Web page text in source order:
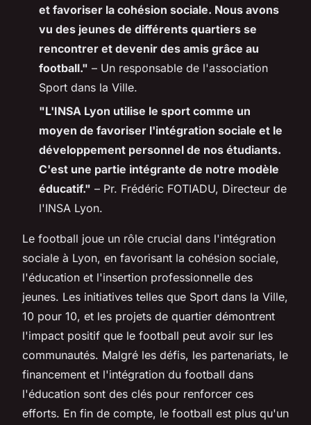
et favoriser la cohésion sociale. Nous avons
vu des jeunes de différents quartiers se
rencontrer et devenir des amis grâce au
football." – Un responsable de l'association
Sport dans la Ville.
"L'INSA Lyon utilise le sport comme un
moyen de favoriser l'intégration sociale et le
développement personnel de nos étudiants.
C'est une partie intégrante de notre modèle
éducatif." – Pr. Frédéric FOTIADU, Directeur de
l'INSA Lyon.
Le football joue un rôle crucial dans l'intégration
sociale à Lyon, en favorisant la cohésion sociale,
l'éducation et l'insertion professionnelle des
jeunes. Les initiatives telles que Sport dans la Ville,
10 pour 10, et les projets de quartier démontrent
l'impact positif que le football peut avoir sur les
communautés. Malgré les défis, les partenariats, le
financement et l'intégration du football dans
l'éducation sont des clés pour renforcer ces
efforts. En fin de compte, le football est plus qu'un